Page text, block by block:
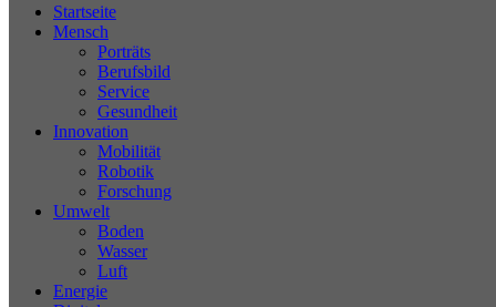
Startseite
Mensch
Porträts
Berufsbild
Service
Gesundheit
Innovation
Mobilität
Robotik
Forschung
Umwelt
Boden
Wasser
Luft
Energie